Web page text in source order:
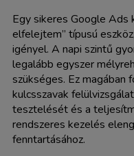
Egy sikeres Google Ads
elfelejtem” típusú
igényel. A napi szintű
legalább egyszer
szükséges. Ez magában
kulcsszavak
tesztelését és a
rendszeres kezelés
fenntartásához.